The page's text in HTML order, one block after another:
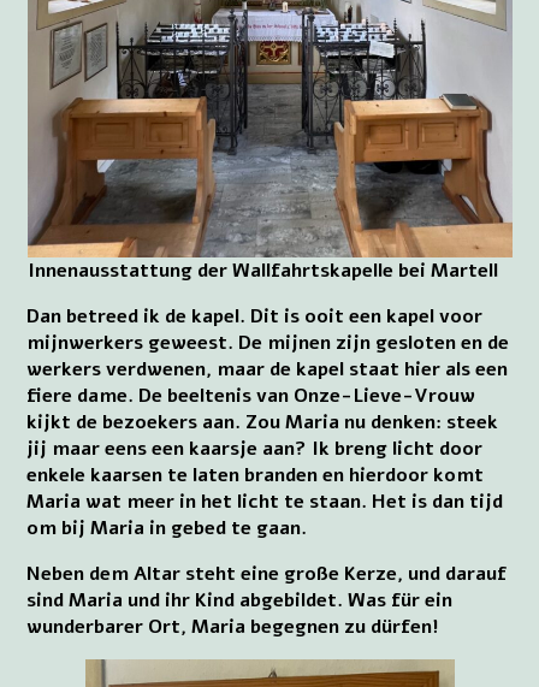
Innenausstattung der Wallfahrtskapelle bei Martell
Dan betreed ik de kapel. Dit is ooit een kapel voor
mijnwerkers geweest. De mijnen zijn gesloten en de
werkers verdwenen, maar de kapel staat hier als een
fiere dame. De beeltenis van Onze-Lieve-Vrouw
kijkt de bezoekers aan. Zou Maria nu denken: steek
jij maar eens een kaarsje aan? Ik breng licht door
enkele kaarsen te laten branden en hierdoor komt
Maria wat meer in het licht te staan. Het is dan tijd
om bij Maria in gebed te gaan.
Neben dem Altar steht eine große Kerze, und darauf
sind Maria und ihr Kind abgebildet. Was für ein
wunderbarer Ort, Maria begegnen zu dürfen!